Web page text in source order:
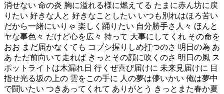
消せない 命の炎 胸に溢れる様に燃えてる たまに赤ん坊に戻
りたい 好きな人と 好きなことしたい いつも別れはほろ苦い
だから一緒にいりゃ 楽しく踊りたい 自分勝手さ人々 ほんと
ヤな事色々 だけど心を広々 持って 大事にしてくれ その命を
おお まだ届かなくても コブシ握りしめ打つのさ 明日の為 あ
あ ただ前向いて走れば きっとその顔に吹くのさ 明日の風 ス
ポットライトは木漏れ日 行くぜ喜び届けに 未来見届けに 目
指せ光る坂の上の 雲をこの手に 人の夢は儚いかい 俺は夢中
で闘いたい つきあってくれて ありがとう きっとまた春か夏